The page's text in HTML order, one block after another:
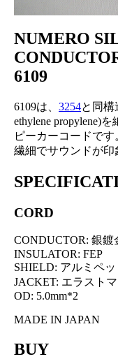
NUMERO
6109
6109は、 3254と同構
ethylene propylene)
ピーカーコードです
繊細でサウンドが印
CORD
CONDUCTOR: 銀鍍
INSULATOR: FEP
SHIELD: アルミペ
JACKET: エラスト
OD: 5.0mm*2
MADE IN JAPAN
BUY